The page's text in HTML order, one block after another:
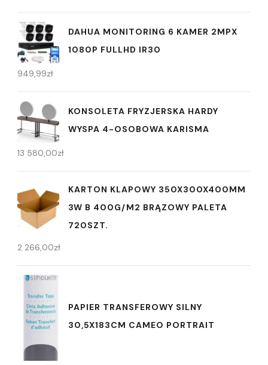
DAHUA MONITORING 6 KAMER 2MPX
1080P FULLHD IR30
949,99zł
KONSOLETA FRYZJERSKA HARDY
WYSPA 4-OSOBOWA KARISMA
13 580,00zł
KARTON KLAPOWY 350X300X400MM
3W B 400G/M2 BRĄZOWY PALETA
720SZT.
2 266,00zł
PAPIER TRANSFEROWY SILNY
30,5X183CM CAMEO PORTRAIT